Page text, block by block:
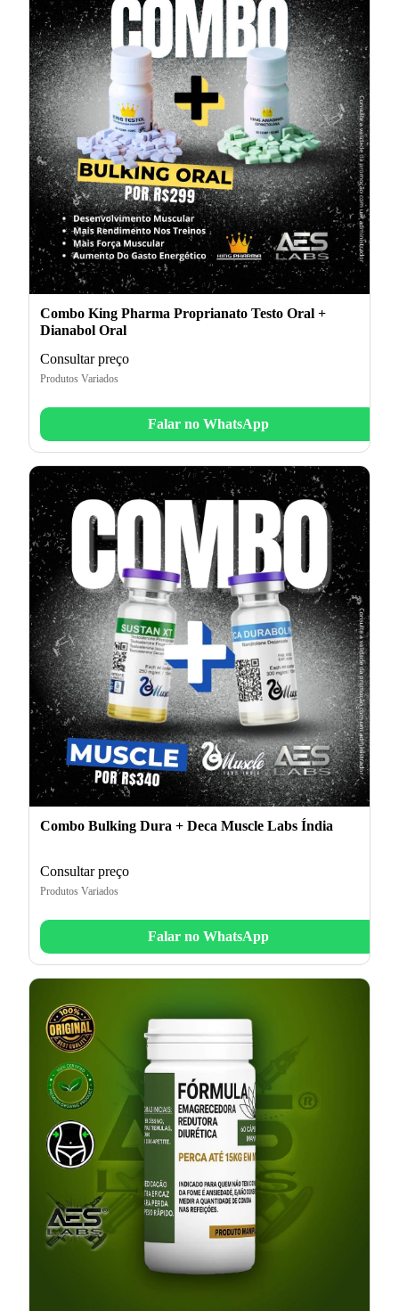
Combo King Pharma Proprianato Testo Oral +
Dianabol Oral
Consultar preço
Produtos Variados
Falar no WhatsApp
Combo Bulking Dura + Deca Muscle Labs Índia
Consultar preço
Produtos Variados
Falar no WhatsApp